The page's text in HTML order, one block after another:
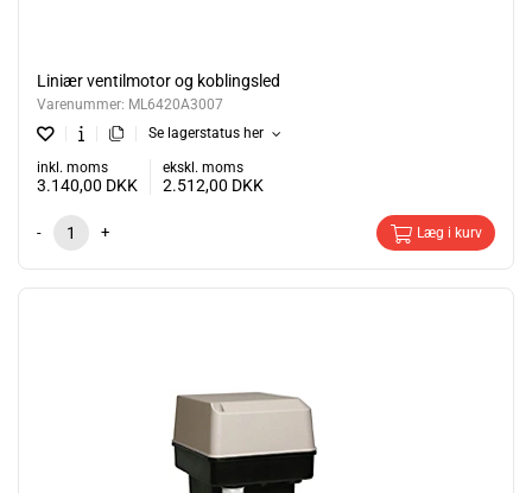
Liniær ventilmotor og koblingsled
Varenummer: ML6420A3007
Se lagerstatus her
inkl. moms
3.140,00 DKK
ekskl. moms
2.512,00 DKK
- + Læg i kurv